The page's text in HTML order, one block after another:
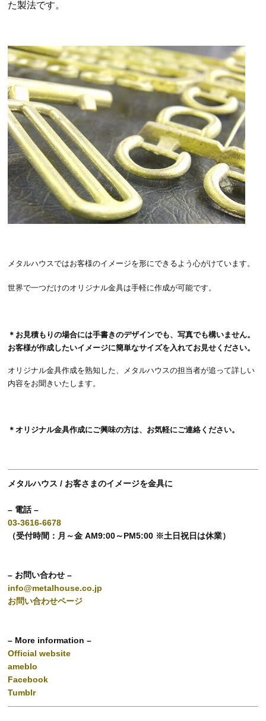
た製法です。
メタルハウスではお客様のイメージを形にできるよう心がけています。
世界で一つだけのオリジナル金具は手軽に作成が可能です。
＊お見積もりの場合には手書きのデザインでも、写真でも構いません。
お客様が作成したいイメージに簡単なサイズを入れてお見せください。
オリジナル金具作成を熟知した、メタルハウスの担当者が追って詳しい
内容をお聞きいたします。
＊オリジナル金具作成にご興味の方は、 お気軽にご連絡ください。
メタルハウス / お客さまのイメージを金具に
– 電話 –
03-3616-6678
（受付時間：月～金 AM9:00～PM5:00 ※土日祝日は休業）
– お問い合わせ –
info@metalhouse.co.jp
お問い合わせページ
– More information –
Official website
ameblo
Facebook
Tumblr